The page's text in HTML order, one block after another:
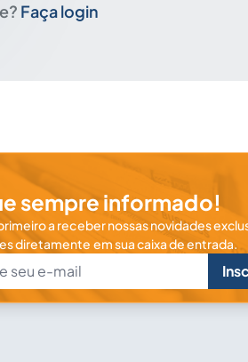
Faça login
sempre informado!
a receber nossas novidades
diretamente em sua caixa de entrada.